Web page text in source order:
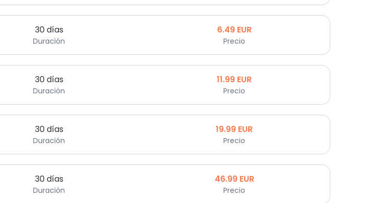
30 días
Duración
6.49 EUR
Precio
30 días
Duración
11.99 EUR
Precio
30 días
Duración
19.99 EUR
Precio
30 días
Duración
46.99 EUR
Precio